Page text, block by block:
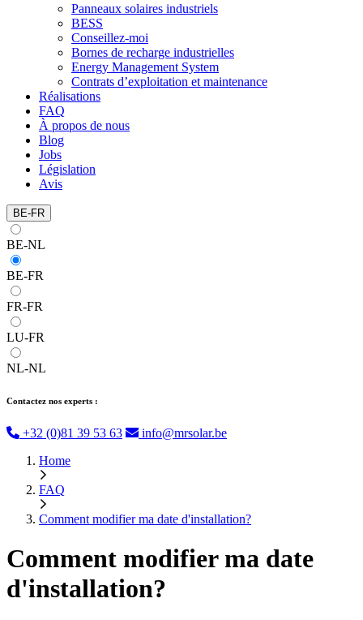
Panneaux solaires industriels
BESS
Conseillez-moi
Bornes de recharge industrielles
Energy Management System
Contrats d’exploitation et maintenance
Réalisations
FAQ
À propos de nous
Blog
Jobs
Législation
Avis
BE-FR
BE-NL
BE-FR
FR-FR
LU-FR
NL-NL
Contactez nos experts :
+32 (0)81 39 53 63
info@mrsolar.be
Home
FAQ
Comment modifier ma date d'installation?
Comment modifier ma date
d'installation?